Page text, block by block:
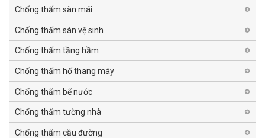
Chống thấm sàn mái
Chống thấm sàn vệ sinh
Chống thấm tầng hầm
Chống thấm hố thang máy
Chống thấm bể nước
Chống thấm tường nhà
Chống thấm cầu đường